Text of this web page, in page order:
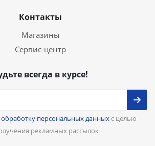
Контакты
Магазины
Сервис-центр
всегда в курсе!
обработку персональных данныхс целью
рекламных рассылок